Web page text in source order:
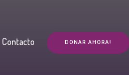
DONAR AHORA!
Contacto